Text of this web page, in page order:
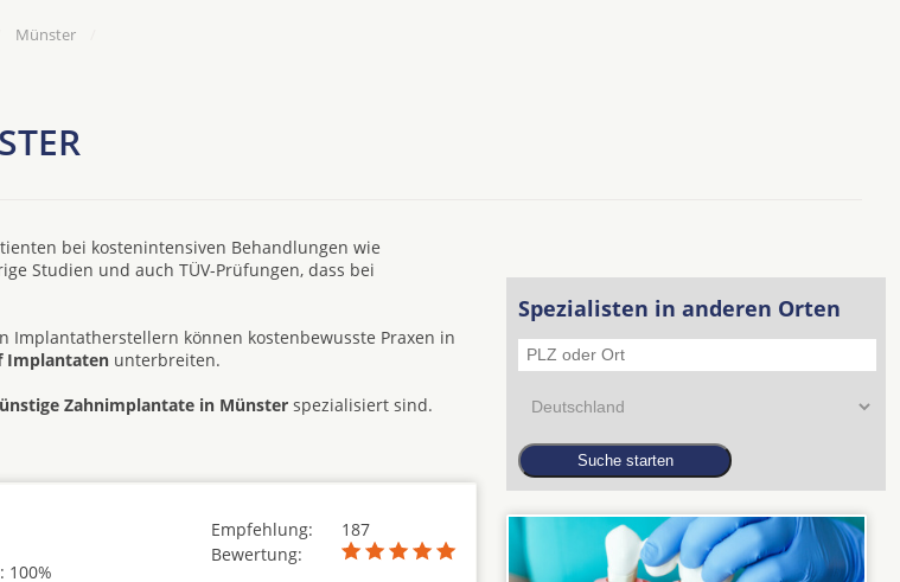
Münster
bei kostenintensiven Behandlungen wie
Studien und auch TÜV-Prüfungen, dass bei
können kostenbewusste Praxen in
Implantaten unterbreiten.
Zahnimplantate in Münster spezialisiert sind.
Empfehlung:
187
Bewertung:
100%
Spezialisten in anderen Orten